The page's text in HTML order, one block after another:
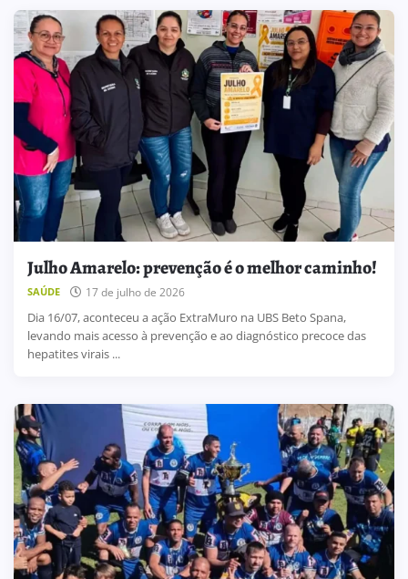
Julho Amarelo: prevenção é o melhor caminho!
SAÚDE 17 de julho de 2026
Dia 16/07, aconteceu a ação ExtraMuro na UBS Beto Spana,
levando mais acesso à prevenção e ao diagnóstico precoce das
hepatites virais ...